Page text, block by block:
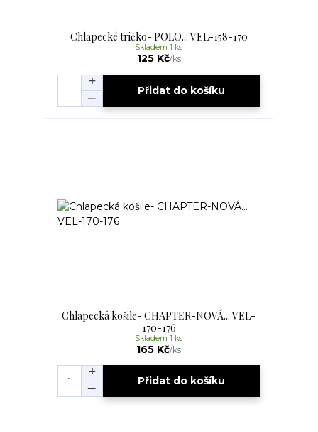
Chlapecké tričko- POLO... VEL-158-170
125 Kč/ks
Skladem 1 ks
Přidat do košíku
Chlapecká košile- CHAPTER-NOVÁ... VEL-
170-176
165 Kč/ks
Skladem 1 ks
Přidat do košíku